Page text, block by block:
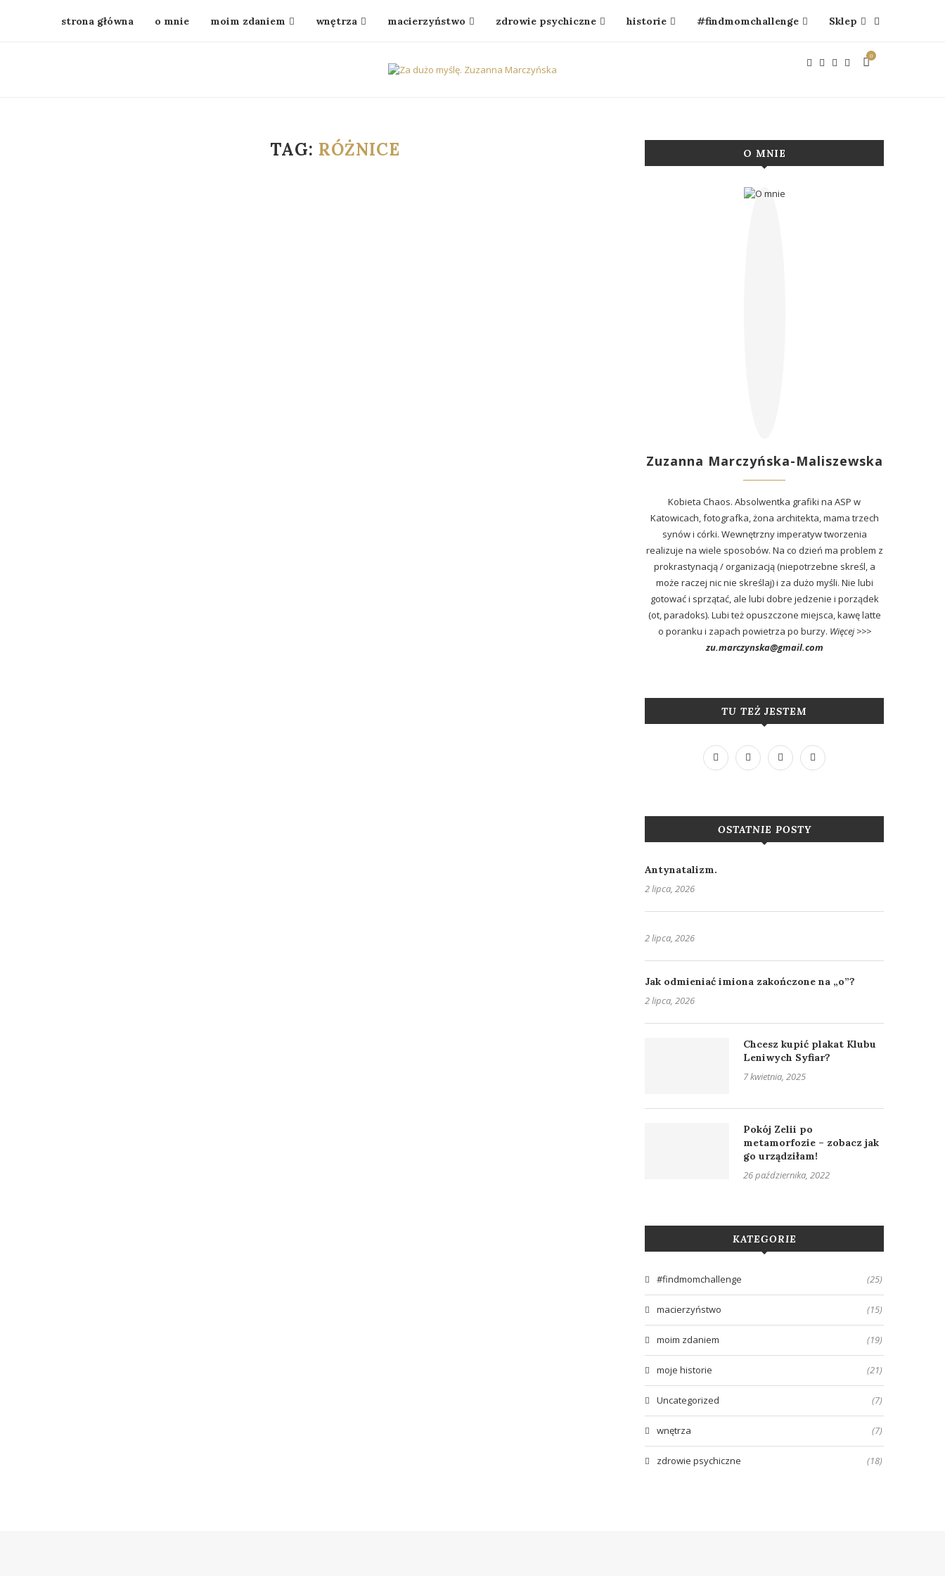
strona główna o mnie moim zdaniem wnętrza macierzyństwo zdrowie psychiczne historie #findmomchallenge Sklep
0
TAG: RÓŻNICE O MNIE
Zuzanna Marczyńska-Maliszewska
Kobieta Chaos. Absolwentka grafiki na ASP w
Katowicach, fotografka, żona architekta, mama trzech
synów i córki. Wewnętrzny imperatyw tworzenia
realizuje na wiele sposobów. Na co dzień ma problem z
prokrastynacją / organizacją (niepotrzebne skreśl, a
może raczej nic nie skreślaj) i za dużo myśli. Nie lubi
gotować i sprzątać, ale lubi dobre jedzenie i porządek
(ot, paradoks). Lubi też opuszczone miejsca, kawę latte
o poranku i zapach powietrza po burzy. Więcej >>>
zu.marczynska@gmail.com
TU TEŻ JESTEM
OSTATNIE POSTY
Antynatalizm.
2 lipca, 2026
2 lipca, 2026
Jak odmieniać imiona zakończone na „o”?
2 lipca, 2026
Chcesz kupić plakat Klubu
Leniwych Syfiar?
7 kwietnia, 2025
Pokój Zelii po
metamorfozie – zobacz jak
go urządziłam!
26 października, 2022
KATEGORIE
#findmomchallenge (25)
macierzyństwo (15)
moim zdaniem (19)
moje historie (21)
Uncategorized (7)
wnętrza (7)
zdrowie psychiczne (18)